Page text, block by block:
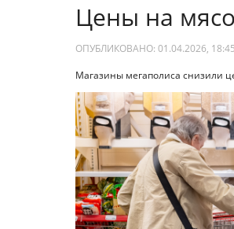
Цены на
ОПУБЛИКОВАНО: 01.04.2026, 18:45
Магазины мегаполиса снизили